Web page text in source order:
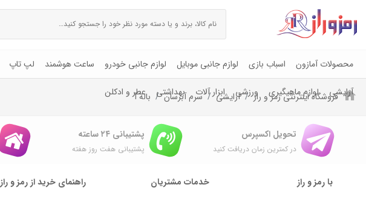
محصولات آمازون اسباب بازی لوازم جانبی موبایل لوازم جانبی خودرو ساعت هوشمند لپ تاپ
آرایشی لوازم ماهیگیری ورزشی ابزار آلات بهداشتی عطر و ادکلن فروشگاه اینترنتی رمز و راز آرایشی سرم آبرسان باله آ
تحویل اکسپرس
در کمترین زمان دریافت کنید
پشتیبانی ۲۴ ساعته
پشتیبانی هفت روز هفته
با رمز و راز خدمات مشتریان راهنمای خرید از رمز و راز